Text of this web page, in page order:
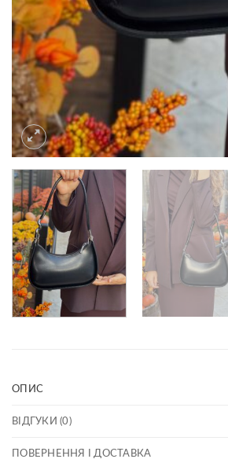
ОПИС
ВІДГУКИ (0)
ПОВЕРНЕННЯ І ДОСТАВКА